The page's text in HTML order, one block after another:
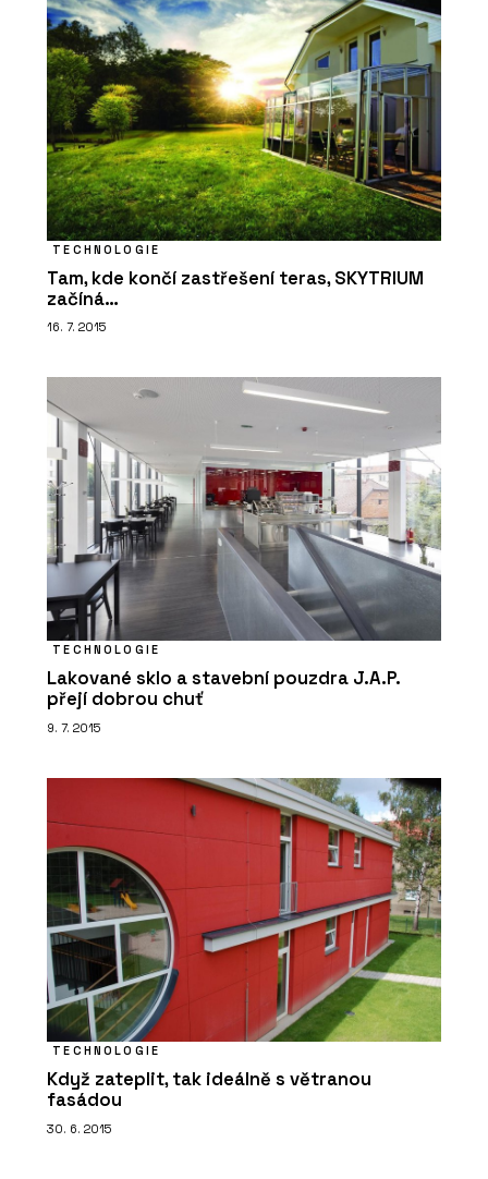
TECHNOLOGIE
Tam, kde končí zastřešení teras, SKYTRIUM
začíná…
16. 7. 2015
TECHNOLOGIE
Lakované sklo a stavební pouzdra J.A.P.
přejí dobrou chuť
9. 7. 2015
TECHNOLOGIE
Když zateplit, tak ideálně s větranou
fasádou
30. 6. 2015